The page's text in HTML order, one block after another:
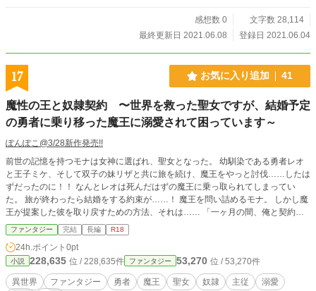
ることは公表されておらず、マリルにその気はない。〈体液
提供〉に協力するマリルを嫉妬に駆られて罵倒し、暴行す
感想数 0
文字数 28,114
最終更新日 2021.06.08
登録日 2021.06.04
17 お気に入り追加 41
魔性の王と奴隷契約 〜世界を救った聖女ですが、結婚予定
の勇者に乗り移った魔王に溺愛されて困っています～
ぽんぽこ@3/28新作発売!!
前世の記憶を持つモナは女神に選ばれ、聖女となった。 幼馴染である勇者レオ
と王子ミケ、そして双子の妹リザと共に旅を続け、魔王をやっと討伐……したは
ずだったのに！！ なんとレオは死んだはずの魔王に乗っ取られてしまってい
た。 旅が終わったら結婚をする約束が……！ 魔王を問い詰めるモナ。 しかし魔
王が提案した彼を取り戻すための方法、それは…… 「一ヶ月の間、俺と契約し
ろ」 仕方なくそれを受け入れたモナだったが、魔王はありとあらゆる手段を使
って契約を破らせようとしてくる。 契約のルールに違反すれば、彼女に待って
いるのは服従のみ。 必死に耐えるモナだったが、次第に自身だけではなく周囲
にまで手を伸ばされ始めてしまい……。 自分を慕って心配してくれる、年下ワ
ンコ王子。 誰よりも自由を愛する実妹のリザ。 果てには先代の聖女だった母ま
でも……。 時折り現れる謎の男、ジャックまで現れて…… 隠された世界の真実
ファンタジー 完結 長編 R18
24h.ポイント 0pt
小説 228,635 位 / 228,635件 ファンタジー 53,270 位 / 53,270件
異世界 ファンタジー 勇者 魔王 聖女 奴隷 主従 溺愛